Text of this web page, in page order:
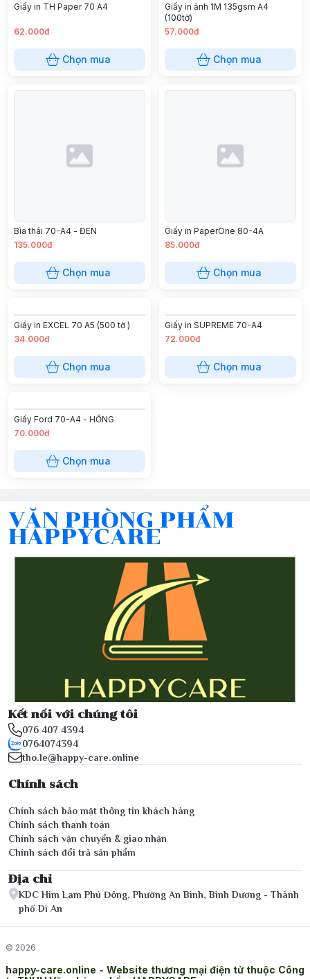
Giấy in TH Paper 70 A4
62.000đ
Chọn mua
Giấy in ảnh 1M 135gsm A4
(100tờ)
57.000đ
Chọn mua
Bìa thái 70-A4 - ĐEN
135.000đ
Chọn mua
Giấy in PaperOne 80-4A
85.000đ
Chọn mua
Giấy in EXCEL 70 A5 (500 tờ )
34.000đ
Chọn mua
Giấy in SUPREME 70-A4
72.000đ
Chọn mua
Giấy Ford 70-A4 - HỒNG
70.000đ
Chọn mua
VĂN PHÒNG PHẨM
HAPPYCARE
Kết nối với chúng tôi
076 407 4394
0764074394
tho.le@happy-care.online
Chính sách
Chính sách bảo mật thông tin khách hàng
Chính sách thanh toán
Chính sách vận chuyển & giao nhận
Chính sách đổi trả sản phẩm
Địa chỉ
KDC Him Lam Phú Đông, Phường An Bình, Bình Dương - Thành
phố Dĩ An
© 2026
happy-care.online - Website thương mại điện tử thuộc Công